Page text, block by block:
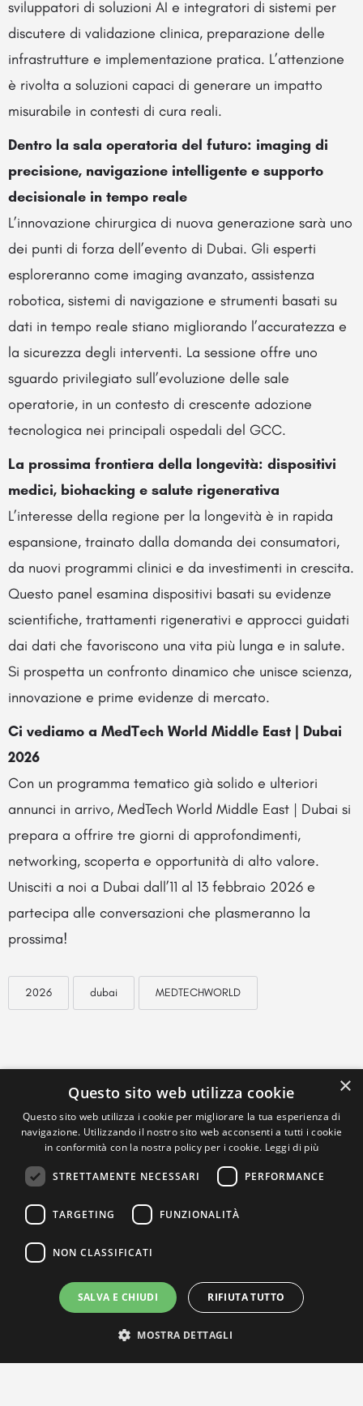
sviluppatori di soluzioni AI e integratori di sistemi per
discutere di validazione clinica, preparazione delle
infrastrutture e implementazione pratica. L’attenzione
è rivolta a soluzioni capaci di generare un impatto
misurabile in contesti di cura reali.
Dentro la sala operatoria del futuro: imaging di
precisione, navigazione intelligente e supporto
decisionale in tempo reale
L’innovazione chirurgica di nuova generazione sarà uno
dei punti di forza dell’evento di Dubai. Gli esperti
esploreranno come imaging avanzato, assistenza
robotica, sistemi di navigazione e strumenti basati su
dati in tempo reale stiano migliorando l’accuratezza e
la sicurezza degli interventi. La sessione offre uno
sguardo privilegiato sull’evoluzione delle sale
operatorie, in un contesto di crescente adozione
tecnologica nei principali ospedali del GCC.
La prossima frontiera della longevità: dispositivi
medici, biohacking e salute rigenerativa
L’interesse della regione per la longevità è in rapida
espansione, trainato dalla domanda dei consumatori,
da nuovi programmi clinici e da investimenti in crescita.
Questo panel esamina dispositivi basati su evidenze
scientifiche, trattamenti rigenerativi e approcci guidati
dai dati che favoriscono una vita più lunga e in salute.
Si prospetta un confronto dinamico che unisce scienza,
innovazione e prime evidenze di mercato.
Ci vediamo a MedTech World Middle East | Dubai
2026
Con un programma tematico già solido e ulteriori
annunci in arrivo, MedTech World Middle East | Dubai si
prepara a offrire tre giorni di approfondimenti,
networking, scoperta e opportunità di alto valore.
Unisciti a noi a Dubai dall’11 al 13 febbraio 2026 e
partecipa alle conversazioni che plasmeranno la
prossima!
2026 dubai MEDTECHWORLD
×
Questo sito web utilizza cookie
Questo sito web utilizza i cookie per migliorare la tua esperienza di
navigazione. Utilizzando il nostro sito web acconsenti a tutti i cookie
in conformità con la nostra policy per i cookie. Leggi di più
STRETTAMENTE NECESSARI PERFORMANCE
TARGETING FUNZIONALITÀ
NON CLASSIFICATI
SALVA E CHIUDI RIFIUTA TUTTO
MOSTRA DETTAGLI